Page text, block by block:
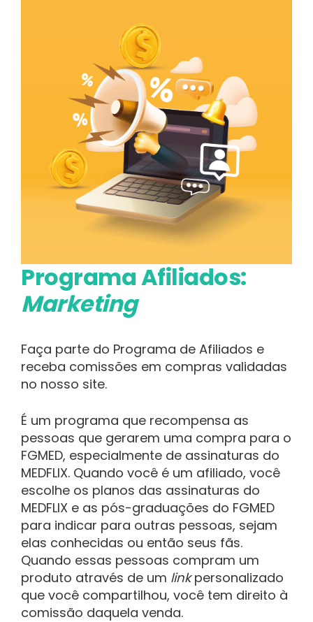
Programa Afiliados:
Marketing
Faça parte do Programa de Afiliados e
receba comissões em compras validadas
no nosso site.
É um programa que recompensa as
pessoas que gerarem uma compra para o
FGMED, especialmente de assinaturas do
MEDFLIX. Quando você é um afiliado, você
escolhe os planos das assinaturas do
MEDFLIX e as pós-graduações do FGMED
para indicar para outras pessoas, sejam
elas conhecidas ou então seus fãs.
Quando essas pessoas compram um
produto através de um linkpersonalizado
que você compartilhou, você tem direito à
comissão daquela venda.